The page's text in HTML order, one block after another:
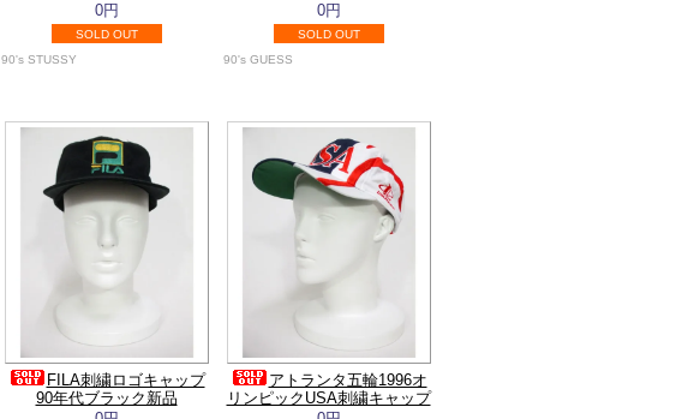
0円
SOLD OUT
90's STUSSY
0円
SOLD OUT
90's GUESS
FILA刺繍ロゴキャップ
90年代ブラック新品
アトランタ五輪1996オ
リンピックUSA刺繍キャップ